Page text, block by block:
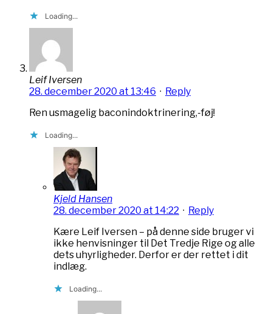
Loading...
Leif Iversen
28. december 2020 at 13:46 · Reply
Ren usmagelig baconindoktrinering,-føj!
Loading...
Kjeld Hansen
28. december 2020 at 14:22 · Reply
Kære Leif Iversen – på denne side bruger vi
ikke henvisninger til Det Tredje Rige og alle
dets uhyrligheder. Derfor er der rettet i dit
indlæg.
Loading...